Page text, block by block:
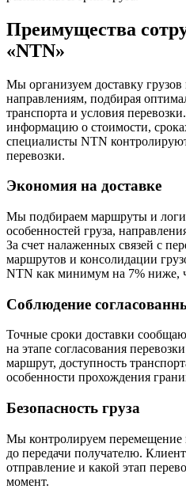
Преимущества
«NTN»
Мы организуем доставку
направлениям, подбирая
транспорта и условия
информацию о стоимости,
специалисты NTN
перевозки.
Экономия на доставке
Мы подбираем маршруты и
особенностей груза,
За счет налаженных связей с
маршрутов и консолидации
NTN как минимум на 7% ниже,
Соблюдение
Точные сроки доставки
на этапе согласования
маршрут, доступность
особенности прохождения
Безопасность груза
Мы контролируем перемещение
до передачи получателю.
отправление и какой этап
момент.